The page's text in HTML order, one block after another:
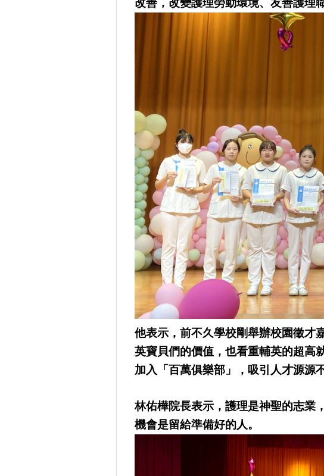
改善，改變護理勞動環境、友善護理職
他表示，前不久學校剛舉辦校園徵才
英寶貝們的價值，也看重輔英的超高
加入「百萬俱樂部」，吸引人才源源
林佑樺院長表示，護理是神聖的志業
機會是留給準備好的人。